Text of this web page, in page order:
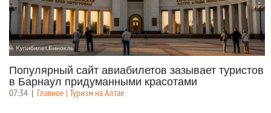
Популярный сайт авиабилетов зазывает туристов
в Барнаул придуманными красотами
07:34 | Главное | Туризм на Алтае